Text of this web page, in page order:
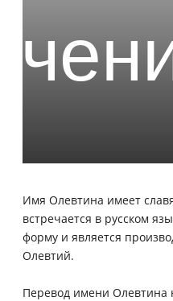
Имя Олевтина имеет
встречается в русском
форму и является
Олевтий.
Перевод имени Олевтина